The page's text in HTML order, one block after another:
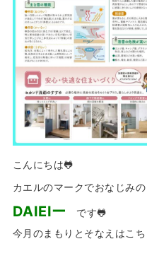
こんにちは🐸
カエルのマークでおなじ
DAIEIー
です🐸
今月のまもりとそなえはこ